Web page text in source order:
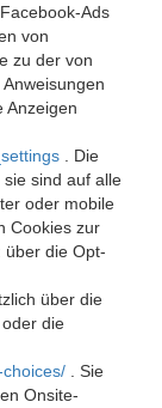
Ads
von
zu der von
Anzeigen
. Die
sind auf alle
oder mobile
Cookies zur
über die Opt-
über die
oder die
. Sie
Onsite-